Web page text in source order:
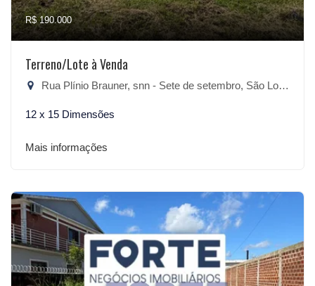
R$ 190.000
Terreno/Lote à Venda
Rua Plínio Brauner, snn - Sete de setembro, São Lourenço do Sul-RS
12 x 15 Dimensões
Mais informações